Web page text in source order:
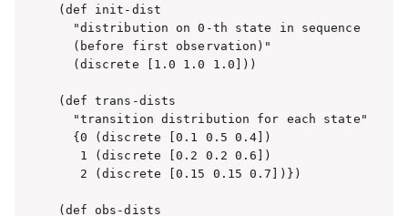
(def init-dist
  "distribution on 0-th state in sequence
  (before first observation)"
  (discrete [1.0 1.0 1.0]))
(def trans-dists
  "transition distribution for each state"
  {0 (discrete [0.1 0.5 0.4])
   1 (discrete [0.2 0.2 0.6])
   2 (discrete [0.15 0.15 0.7])})
(def obs-dists